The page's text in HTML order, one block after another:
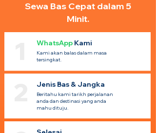
Sewa Bas Cepat dalam 5
Minit.
WhatsApp Kami
Kami akan balas dalam masa
tersingkat.
Jenis Bas & Jangka
Beritahu kami tarikh perjalanan
anda dan destinasi yang anda
mahu dituju.